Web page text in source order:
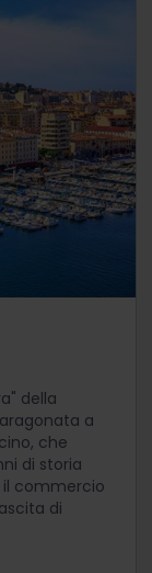
della
a
che
di storia
commercio
di